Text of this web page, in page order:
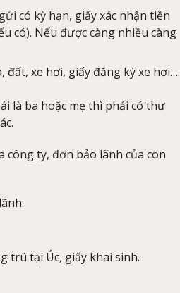
có kỳ hạn, giấy xác nhận tiền
có). Nếu được càng nhiều càng
đất, xe hơi, giấy đăng ký xe hơi….
là ba hoặc mẹ thì phải có thư
ty, đơn bảo lãnh của con
trú tại Úc, giấy khai sinh.